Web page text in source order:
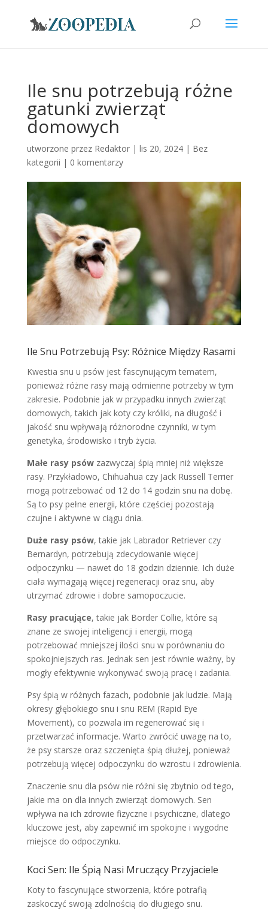
Ile snu potrzebują różne
gatunki zwierząt
domowych
utworzone przez Redaktor| lis 20, 2024| Bez
kategorii | 0 komentarzy
Ile Snu Potrzebują Psy: Różnice Między Rasami
Kwestia snu u psów jest fascynującym tematem,
ponieważ różne rasy mają odmienne potrzeby w tym
zakresie. Podobnie jak w przypadku innych zwierząt
domowych, takich jak koty czy króliki, na długość i
jakość snu wpływają różnorodne czynniki, w tym
genetyka, środowisko i tryb życia.
Małe rasy psówzazwyczaj śpią mniej niż większe
rasy. Przykładowo, Chihuahua czy Jack Russell Terrier
mogą potrzebować od 12 do 14 godzin snu na dobę.
Są to psy pełne energii, które częściej pozostają
czujne i aktywne w ciągu dnia.
Duże rasy psów, takie jak Labrador Retriever czy
Bernardyn, potrzebują zdecydowanie więcej
odpoczynku — nawet do 18 godzin dziennie. Ich duże
ciała wymagają więcej regeneracji oraz snu, aby
utrzymać zdrowie i dobre samopoczucie.
Rasy pracujące, takie jak Border Collie, które są
znane ze swojej inteligencji i energii, mogą
potrzebować mniejszej ilości snu w porównaniu do
spokojniejszych ras. Jednak sen jest równie ważny, by
mogły efektywnie wykonywać swoją pracę i zadania.
Psy śpią w różnych fazach, podobnie jak ludzie. Mają
okresy głębokiego snu i snu REM (Rapid Eye
Movement), co pozwala im regenerować się i
przetwarzać informacje. Warto zwrócić uwagę na to,
że psy starsze oraz szczenięta śpią dłużej, ponieważ
potrzebują więcej odpoczynku do wzrostu i zdrowienia.
Znaczenie snu dla psów nie różni się zbytnio od tego,
jakie ma on dla innych zwierząt domowych. Sen
wpływa na ich zdrowie fizyczne i psychiczne, dlatego
kluczowe jest, aby zapewnić im spokojne i wygodne
miejsce do odpoczynku.
Koci Sen: Ile Śpią Nasi Mruczący Przyjaciele
Koty to fascynujące stworzenia, które potrafią
zaskoczyć swoją zdolnością do długiego snu.